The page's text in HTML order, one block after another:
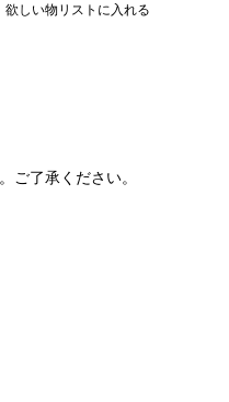
欲しい物リストに入れる
ご了承ください。